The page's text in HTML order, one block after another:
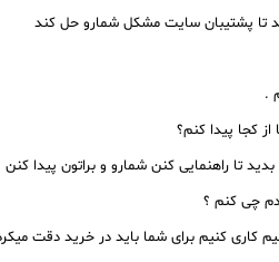
تا پشتیبان سایت مشکل شمارو حل کند
.
کجا پیدا کنم؟
چی کنم ؟
کنیم برای شما باید در خرید دقت